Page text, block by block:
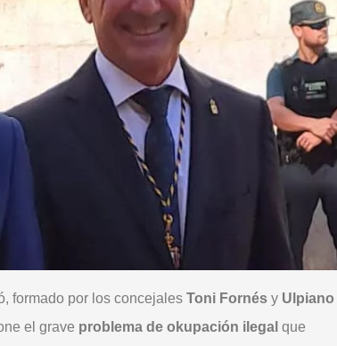
formado por los concejales Toni Fornés y Ulpiano
el grave problema de okupación ilegal que